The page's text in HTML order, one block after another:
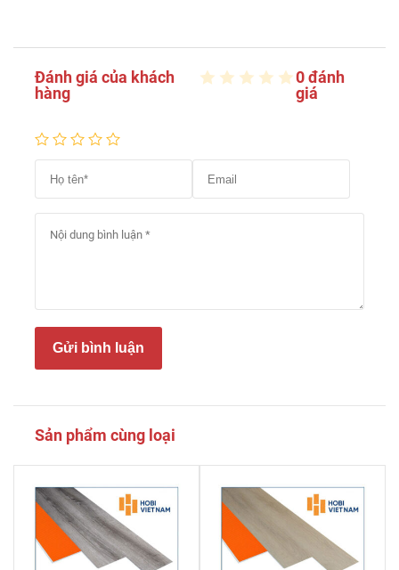
Đánh giá của khách
hàng
0 đánh
giá
Gửi bình luận
Sản phẩm cùng loại